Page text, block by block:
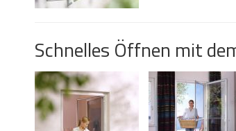
Schnelles Öffnen mit